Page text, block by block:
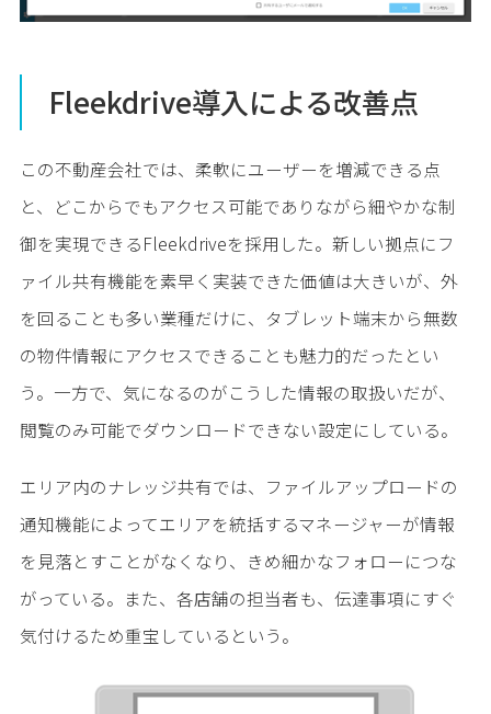
Fleekdrive導入による改善点
この不動産会社では、柔軟にユーザーを増減できる点
と、どこからでもアクセス可能でありながら細やかな制
御を実現できるFleekdriveを採用した。新しい拠点にフ
ァイル共有機能を素早く実装できた価値は大きいが、外
を回ることも多い業種だけに、タブレット端末から無数
の物件情報にアクセスできることも魅力的だったとい
う。一方で、気になるのがこうした情報の取扱いだが、
閲覧のみ可能でダウンロードできない設定にしている。
エリア内のナレッジ共有では、ファイルアップロードの
通知機能によってエリアを統括するマネージャーが情報
を見落とすことがなくなり、きめ細かなフォローにつな
がっている。また、各店舗の担当者も、伝達事項にすぐ
気付けるため重宝しているという。